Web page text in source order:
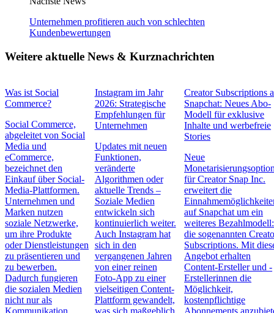
Unternehmen profitieren auch von schlechten
Kundenbewertungen
Weitere aktuelle News & Kurznachrichten
Was ist Social
Commerce?
Social Commerce,
abgeleitet von Social
Media und
eCommerce,
bezeichnet den
Einkauf über Social-
Media-Plattformen.
Unternehmen und
Marken nutzen
soziale Netzwerke,
um ihre Produkte
oder Dienstleistungen
zu präsentieren und
zu bewerben.
Dadurch fungieren
die sozialen Medien
nicht nur als
Instagram im Jahr
2026: Strategische
Empfehlungen für
Unternehmen
Updates mit neuen
Funktionen,
veränderte
Algorithmen oder
aktuelle Trends –
Soziale Medien
entwickeln sich
kontinuierlich weiter.
Auch Instagram hat
sich in den
vergangenen Jahren
von einer reinen
Foto-App zu einer
vielseitigen Content-
Plattform gewandelt,
Creator Subscriptions
Snapchat: Neues Abo-
Modell für exklusive
Inhalte und werbefreie
Stories
Neue
für Creator Snap Inc.
erweitert die
auf Snapchat um ein
weiteres Bezahlmodell:
die sogenannten
Subscriptions. Mit
Angebot erhalten
Content-Ersteller und -
Erstellerinnen die
Möglichkeit,
kostenpflichtige